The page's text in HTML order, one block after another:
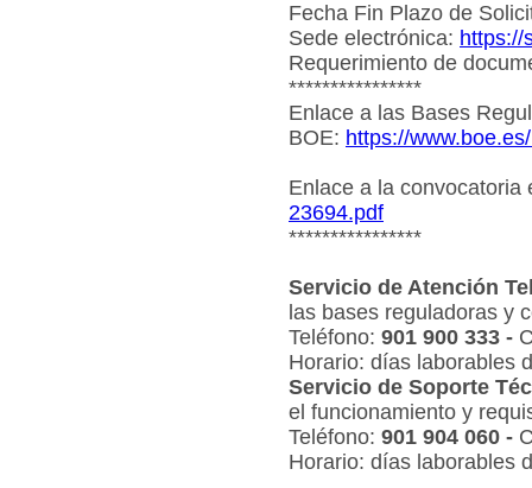
Fecha Fin Plazo de
Sede electrónica: https://
Requerimiento de
****************
Enlace a las Bases
BOE: https://
Enlace a la
23694.pdf
****************
Servicio de Atención
las bases reguladoras y
Teléfono: 901 900 333 -
Horario: días laborables
Servicio de Soporte
el funcionamiento y
Teléfono: 901 904 060 -
Horario: días laborables